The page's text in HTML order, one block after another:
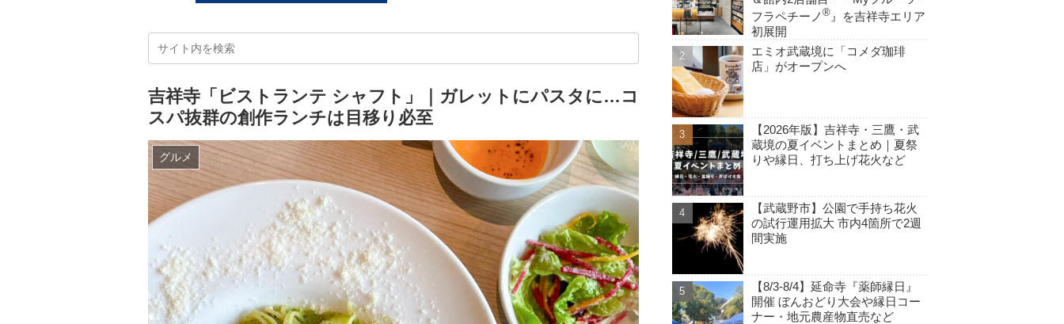
吉祥寺「ビストランテ シャフト」｜ガレットにパスタに…コ
スパ抜群の創作ランチは目移り必至
グルメ
フラペチーノ ®』を吉祥寺エリア
初展開
エミオ武蔵境に「コメダ珈琲
店」がオープンへ
【2026年版】吉祥寺・三鷹・武
蔵境の夏イベントまとめ｜夏祭
りや縁日、打ち上げ花火など
【武蔵野市】公園で手持ち花火
の試行運用拡大 市内4箇所で2週
間実施
【8/3-8/4】延命寺『薬師縁日』
開催 ぼんおどり大会や縁日コー
ナー・地元農産物直売など